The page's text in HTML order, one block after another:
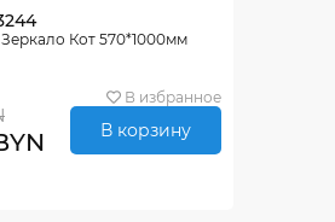
Кот 570*1000мм
В избранное
В корзину